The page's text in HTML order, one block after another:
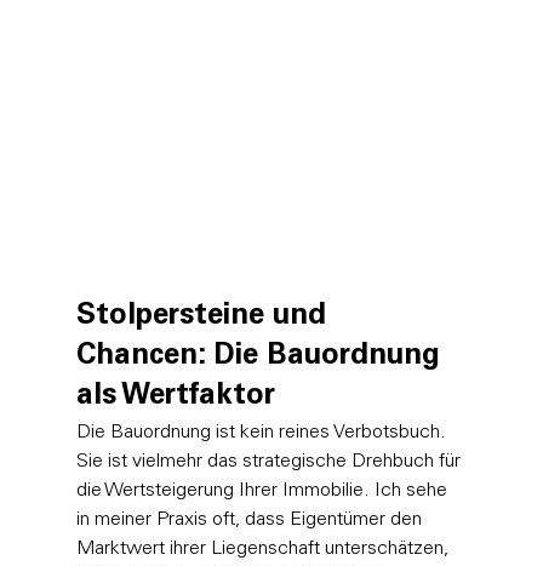
Stolpersteine und
Chancen: Die Bauordnung
als Wertfaktor
Die Bauordnung ist kein reines Verbotsbuch.
Sie ist vielmehr das strategische Drehbuch für
die Wertsteigerung Ihrer Immobilie. Ich sehe
in meiner Praxis oft, dass Eigentümer den
Marktwert ihrer Liegenschaft unterschätzen,